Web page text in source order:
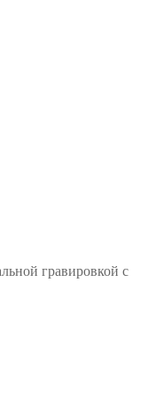
гравировкой с